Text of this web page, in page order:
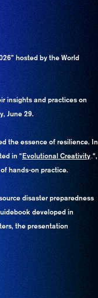
hosted by the World
insights and practices on
June 29.
the essence of resilience. In
in “ Evolutional Creativity
Evolutional Creativity _“,
hands-on practice.
disaster preparedness
developed in
the presentation